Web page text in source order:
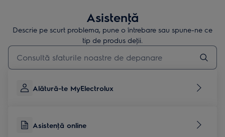
Asistenţă
Descrie pe scurt problema, pune o întrebare sau spune-ne ce
tip de produs deţii.
Type to search for support articles
Alătură-te MyElectrolux
Asistenţă online